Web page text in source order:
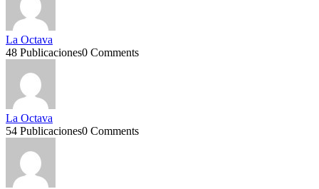
La Octava
48 Publicaciones0 Comments
La Octava
54 Publicaciones0 Comments